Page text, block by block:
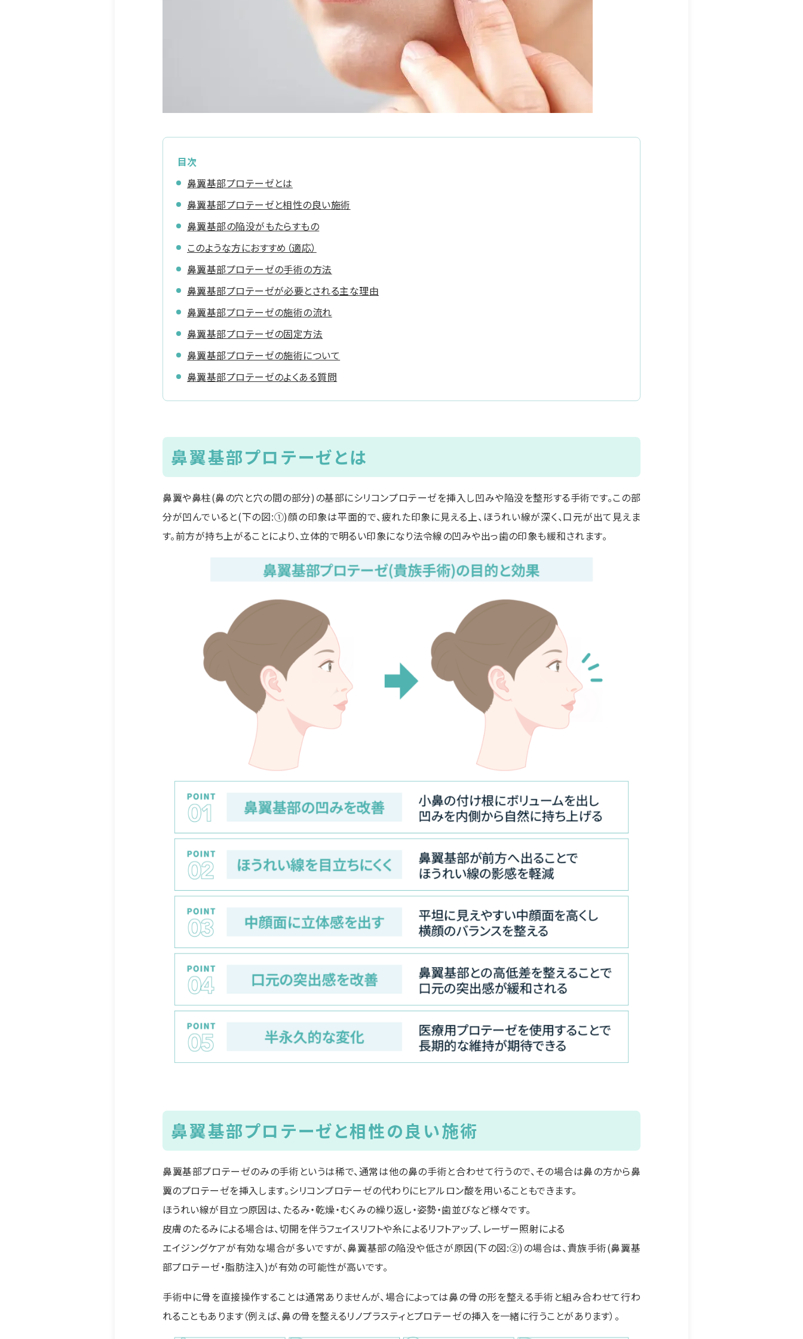
目次
鼻翼基部プロテーゼとは
鼻翼基部プロテーゼと相性の良い施術
鼻翼基部の陥没がもたらすもの
このような方におすすめ（適応）
鼻翼基部プロテーゼの手術の方法
鼻翼基部プロテーゼが必要とされる主な理由
鼻翼基部プロテーゼの施術の流れ
鼻翼基部プロテーゼの固定方法
鼻翼基部プロテーゼの施術について
鼻翼基部プロテーゼのよくある質問
鼻翼基部プロテーゼとは
鼻翼や鼻柱(鼻の穴と穴の間の部分)の基部にシリコンプロテーゼを挿入し凹みや陥没を整形する手術です。この部
分が凹んでいると(下の図:①)顔の印象は平面的で、疲れた印象に見える上、ほうれい線が深く、口元が出て見えま
す。前方が持ち上がることにより、立体的で明るい印象になり法令線の凹みや出っ歯の印象も緩和されます。
鼻翼基部プロテーゼと相性の良い施術
鼻翼基部プロテーゼのみの手術というは稀で、通常は他の鼻の手術と合わせて行うので、その場合は鼻の方から鼻
翼のプロテーゼを挿入します。シリコンプロテーゼの代わりにヒアルロン酸を用いることもできます。
ほうれい線が目立つ原因は、たるみ・乾燥・むくみの繰り返し・姿勢・歯並びなど様々です。
皮膚のたるみによる場合は、切開を伴うフェイスリフトや糸によるリフトアップ、レーザー照射による
エイジングケアが有効な場合が多いですが、鼻翼基部の陥没や低さが原因(下の図:②)の場合は、貴族手術(鼻翼基
部プロテーゼ・脂肪注入)が有効の可能性が高いです。
手術中に骨を直接操作することは通常ありませんが、場合によっては鼻の骨の形を整える手術と組み合わせて行わ
れることもあります（例えば、鼻の骨を整えるリノプラスティとプロテーゼの挿入を一緒に行うことがあります）。